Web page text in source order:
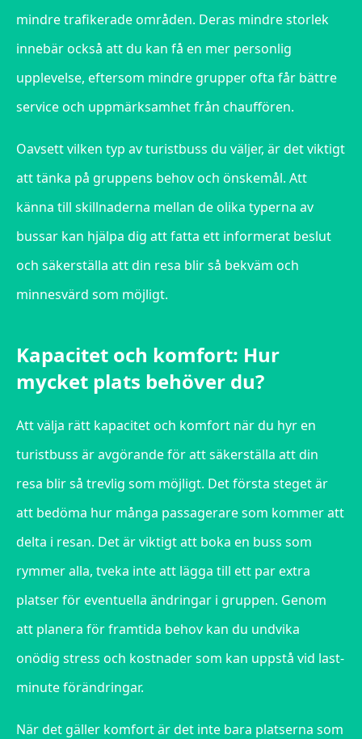
mindre trafikerade områden. Deras mindre storlek
innebär också att du kan få en mer personlig
upplevelse, eftersom mindre grupper ofta får bättre
service och uppmärksamhet från chauffören.
Oavsett vilken typ av turistbuss du väljer, är det viktigt
att tänka på gruppens behov och önskemål. Att
känna till skillnaderna mellan de olika typerna av
bussar kan hjälpa dig att fatta ett informerat beslut
och säkerställa att din resa blir så bekväm och
minnesvärd som möjligt.
Kapacitet och komfort: Hur
mycket plats behöver du?
Att välja rätt kapacitet och komfort när du hyr en
turistbuss är avgörande för att säkerställa att din
resa blir så trevlig som möjligt. Det första steget är
att bedöma hur många passagerare som kommer att
delta i resan. Det är viktigt att boka en buss som
rymmer alla, tveka inte att lägga till ett par extra
platser för eventuella ändringar i gruppen. Genom
att planera för framtida behov kan du undvika
onödig stress och kostnader som kan uppstå vid last-
minute förändringar.
När det gäller komfort är det inte bara platserna som